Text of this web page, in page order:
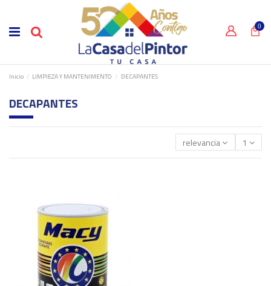
0
Inicio LIMPIEZA Y MANTENIMENTO DECAPANTES
DECAPANTES
relevancia 1